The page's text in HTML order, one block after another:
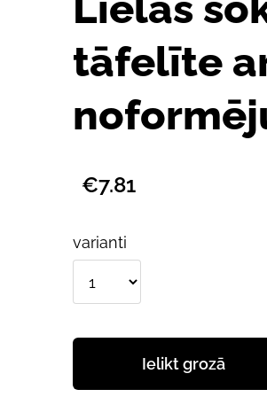
tāfelīte
€7.81
varianti
Ielikt grozā